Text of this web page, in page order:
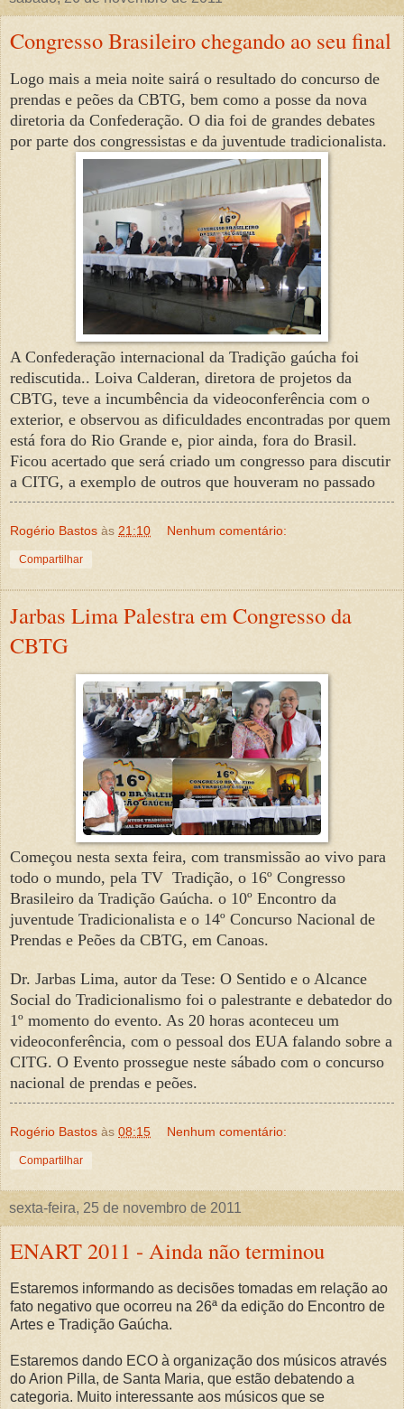
Congresso Brasileiro chegando ao seu final
Logo mais a meia noite sairá o resultado do concurso de
prendas e peões da CBTG, bem como a posse da nova
diretoria da Confederação. O dia foi de grandes debates
por parte dos congressistas e da juventude tradicionalista.
A Confederação internacional da Tradição gaúcha foi
rediscutida.. Loiva Calderan, diretora de projetos da
CBTG, teve a incumbência da videoconferência com o
exterior, e observou as dificuldades encontradas por quem
está fora do Rio Grande e, pior ainda, fora do Brasil.
Ficou acertado que será criado um congresso para discutir
a CITG, a exemplo de outros que houveram no passado
Rogério Bastos às 21:10 Nenhum comentário:
Compartilhar
Jarbas Lima Palestra em Congresso da
CBTG
Começou nesta sexta feira, com transmissão ao vivo para
todo o mundo, pela TV Tradição, o 16º Congresso
Brasileiro da Tradição Gaúcha. o 10º Encontro da
juventude Tradicionalista e o 14º Concurso Nacional de
Prendas e Peões da CBTG, em Canoas.
Dr. Jarbas Lima, autor da Tese: O Sentido e o Alcance
Social do Tradicionalismo foi o palestrante e debatedor do
1º momento do evento. As 20 horas aconteceu um
videoconferência, com o pessoal dos EUA falando sobre a
CITG. O Evento prossegue neste sábado com o concurso
nacional de prendas e peões.
Rogério Bastos às 08:15 Nenhum comentário:
Compartilhar
sexta-feira, 25 de novembro de 2011
ENART 2011 - Ainda não terminou
Estaremos informando as decisões tomadas em relação ao
fato negativo que ocorreu na 26ª da edição do Encontro de
Artes e Tradição Gaúcha.
Estaremos dando ECO à organização dos músicos através
do Arion Pilla, de Santa Maria, que estão debatendo a
categoria. Muito interessante aos músicos que se